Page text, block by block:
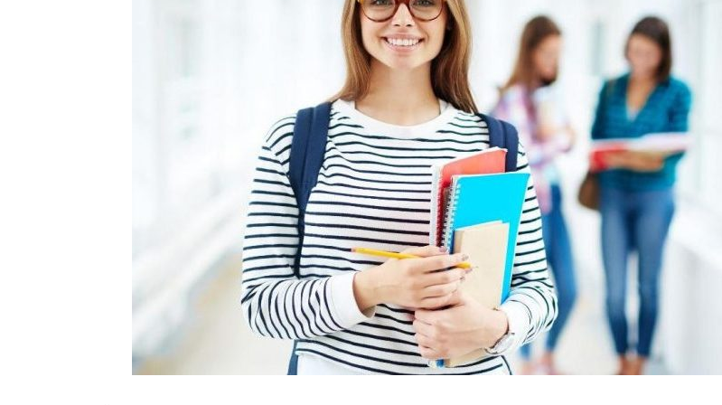
Öğrencinin yerleştiği yıldaki LYS ve ÖSYS Sonuç Belgesi (İnternet çıktısı)
ÖSYM Yerleştirme Belgesi. (İnternet çıktısı)
DGS ile yerleşen öğrencilerin DGS Sonuç belgesi ve DGS Yerleştirme belgesi.(internet çıktısı
Kayıtlı olduğu Üniversiteye ait öğrenci belgesi (son 6 ay içerisinde alınmış olması ve öğrenci
belgesinde
Kayıt Türü bilgisi yok ise eğitim görmekte olduğu üniversiteden Merkezi
Yerleştirme Puanına Göre Yatay Geçiş Yapmadığına dair belge.)